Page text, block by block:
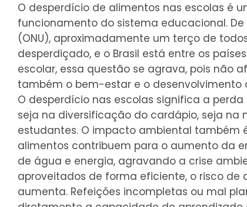
O desperdício de alimentos nas escolas é
funcionamento do sistema educacional.
(ONU), aproximadamente um terço de
desperdiçado, e o Brasil está entre os
escolar, essa questão se agrava, pois não
também o bem-estar e o desenvolvimento
O desperdício nas escolas significa a
seja na diversificação do cardápio, seja
estudantes. O impacto ambiental também
alimentos contribuem para o aumento da
de água e energia, agravando a crise
aproveitados de forma eficiente, o risco
aumenta. Refeições incompletas ou mal